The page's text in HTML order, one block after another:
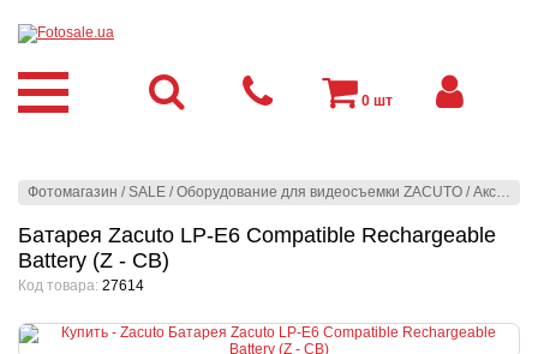
Фотомагазин /SALE /Оборудование для видеосъемки ZACUTO /Аксессуары для DSLR и Pro Video
Батарея Zacuto LP-E6 Compatible Rechargeable
Battery (Z - CB)
Код товара: 27614
0 шт